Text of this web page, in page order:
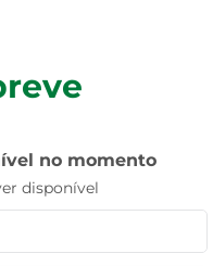
no momento
disponível